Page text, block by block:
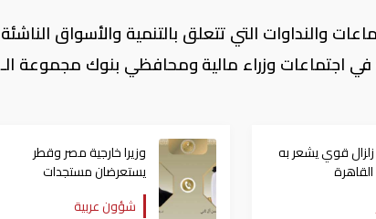
والنداوات التي تتعلق بالتنمية والأسواق الناشئة
في اجتماعات وزراء مالية ومحافظي بنوك مجموعة الـ
قوي يشعر به
وزيرا خارجية مصر وقطر
يستعرضان مستجدات
التحركات الإقليمية
شؤون عربية